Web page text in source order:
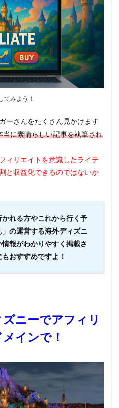
てみよう！
ーさんをたくさん見かけます
に素晴らしい記事を執筆され
ィリエイトを意識したライテ
と収益化できるのではないか
れる方やこれから行く予
の運営する海外ディズニ
報がわかりやすく掲載さ
おすすめですよ！
ズニーでアフィリ
インで！